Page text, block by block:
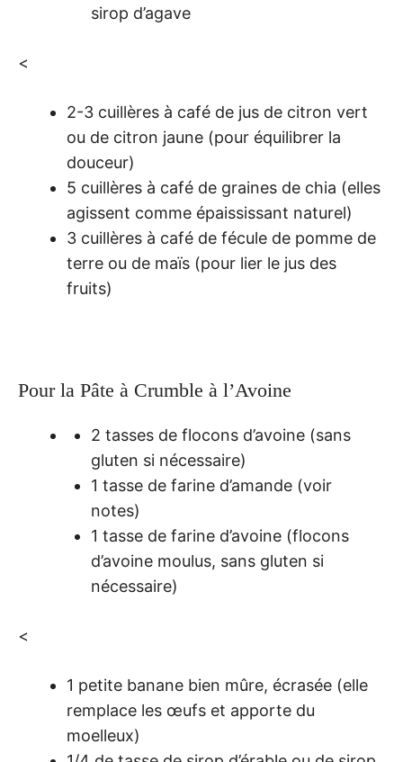
sirop d’agave
<
2-3 cuillères à café de jus de citron vert
ou de citron jaune (pour équilibrer la
douceur)
5 cuillères à café de graines de chia (elles
agissent comme épaississant naturel)
3 cuillères à café de fécule de pomme de
terre ou de maïs (pour lier le jus des
fruits)
Pour la Pâte à Crumble à l’Avoine
2 tasses de flocons d’avoine (sans
gluten si nécessaire)
1 tasse de farine d’amande (voir
notes)
1 tasse de farine d’avoine (flocons
d’avoine moulus, sans gluten si
nécessaire)
<
1 petite banane bien mûre, écrasée (elle
remplace les œufs et apporte du
moelleux)